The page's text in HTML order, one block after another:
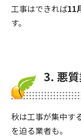
工事はできれば11
す。
3. 悪
秋は工事が集中す
を迫る業者も。